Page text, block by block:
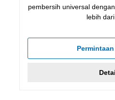
pembersih universal
lebih